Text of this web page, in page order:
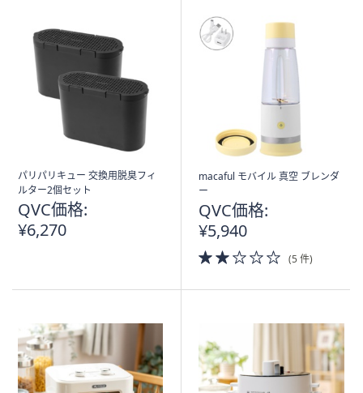
パリパリキュー 交換用脱臭フィ
ルター2個セット
QVC価格:
¥6,270
macaful モバイル 真空 ブレンダ
ー
QVC価格:
¥5,940
2.0
of
(5 件)